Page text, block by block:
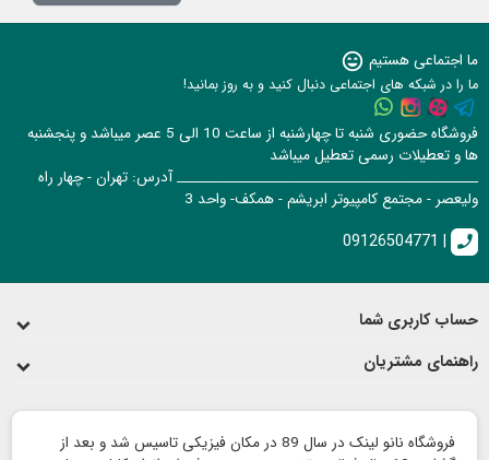
ما اجتماعی هستیم sentiment_very_satisfied
ما را در شبکه های اجتماعی دنبال کنید و به روز بمانید!
فروشگاه حضوری شنبه تا چهارشنبه از ساعت 10 الی 5 عصر میباشد و پنجشنبه
ها و تعطیلات رسمی تعطیل میباشد
______________________________________________ آدرس: تهران - چهار راه
ولیعصر - مجتمع کامپیوتر ابریشم - همکف- واحد 3
call
09126504771 |
حساب کاربری شما
راهنمای مشتریان
فروشگاه نانو لینک در سال 89 در مکان فیزیکی تاسیس شد و بعد از